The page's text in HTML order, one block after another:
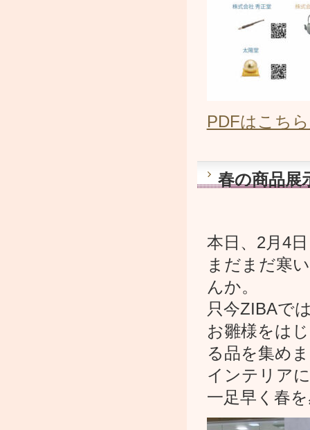
PDFはこち
春の商品展
本日、2月4
まだまだ寒
んか。
只今ZIBAで
お雛様をは
る品を集め
インテリア
一足早く春